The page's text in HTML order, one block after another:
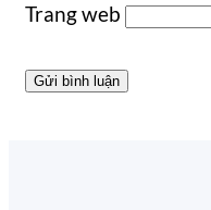
Trang web